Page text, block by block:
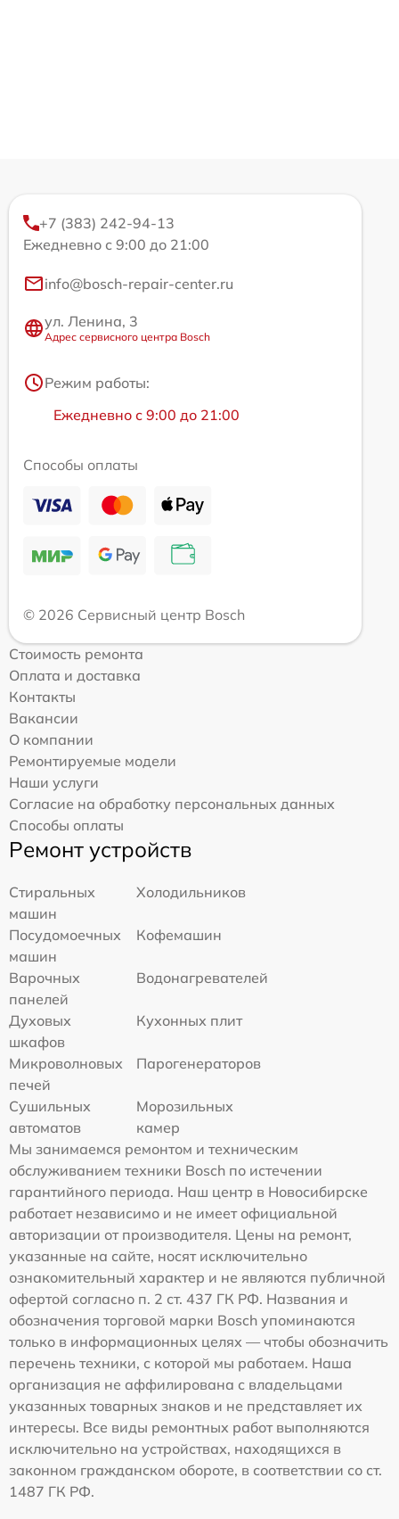
+7 (383) 242-94-13
Ежедневно с 9:00 до 21:00
info@bosch-repair-center.ru
ул. Ленина, 3
Адрес сервисного центра Bosch
Режим работы:
Ежедневно с 9:00 до 21:00
Способы оплаты
© 2026 Сервисный центр Bosch
Стоимость ремонта
Оплата и доставка
Контакты
Вакансии
О компании
Ремонтируемые модели
Наши услуги
Согласие на обработку персональных данных
Способы оплаты
Ремонт устройств
Стиральных
машин
Холодильников
Посудомоечных
машин
Кофемашин
Варочных
панелей
Водонагревателей
Духовых
шкафов
Кухонных плит
Микроволновых
печей
Парогенераторов
Сушильных
автоматов
Морозильных
камер
Мы занимаемся ремонтом и техническим
обслуживанием техники Bosch по истечении
гарантийного периода. Наш центр в Новосибирске
работает независимо и не имеет официальной
авторизации от производителя. Цены на ремонт,
указанные на сайте, носят исключительно
ознакомительный характер и не являются публичной
офертой согласно п. 2 ст. 437 ГК РФ. Названия и
обозначения торговой марки Bosch упоминаются
только в информационных целях — чтобы обозначить
перечень техники, с которой мы работаем. Наша
организация не аффилирована с владельцами
указанных товарных знаков и не представляет их
интересы. Все виды ремонтных работ выполняются
исключительно на устройствах, находящихся в
законном гражданском обороте, в соответствии со ст.
1487 ГК РФ.